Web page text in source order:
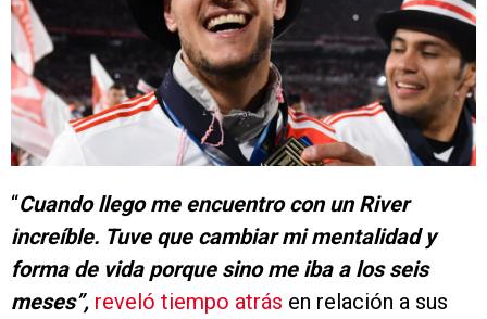
“Cuando llego me encuentro con un River
increíble. Tuve que cambiar mi mentalidad y
forma de vida porque sino me iba a los seis
meses”, reveló tiempo atrás en relación a sus